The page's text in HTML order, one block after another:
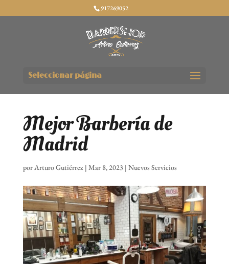
917269052
Seleccionar página
Mejor Barbería de
Madrid
porArturo Gutiérrez| Mar 8, 2023| Nuevos Servicios